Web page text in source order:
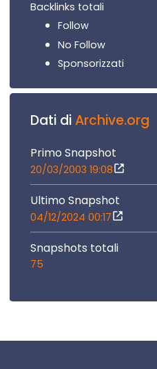
Backlinks totali
Follow
No Follow
Sponsorizzati
Dati diArchive.org
Primo Snapshot
20/03/2003 19:08
Ultimo Snapshot
04/12/2024 00:17
Snapshots totali
75